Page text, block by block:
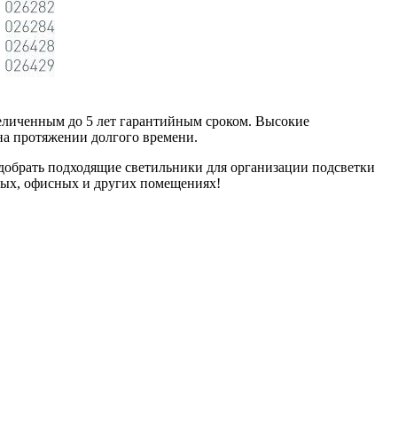
до 5 лет гарантийным сроком. Высокие
протяжении долгого времени.
подходящие светильники для организации подсветки
офисных и других помещениях!